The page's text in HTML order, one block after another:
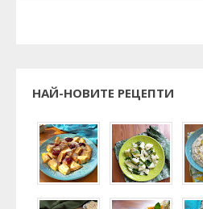
НАЙ-НОВИТЕ РЕЦЕПТИ